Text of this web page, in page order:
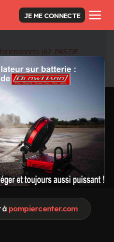
à pompiercenter.com
JE ME CONNECTE
(62. PAS DE
Pas-de-Calais
Laurent-
(62)
PAS DE CALAIS
- 1 470 725 habitants
mises à jour le 30 juin 2026